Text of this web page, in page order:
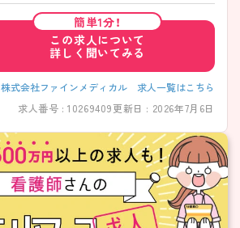
簡単1分！
この求人について
詳しく聞いてみる
株式会社ファインメディカル 求人一覧はこちら
求人番号 : 10269409更新日 : 2026年7月6日